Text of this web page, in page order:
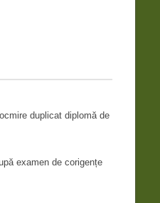
duplicat diplomă de
examen de corigențe